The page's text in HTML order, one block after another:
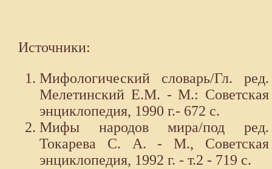
Источники:
Мифологический словарь/Гл. ред.
Мелетинский Е.М. - М.: Советская
энциклопедия, 1990 г.- 672 с.
Мифы народов мира/под ред.
Токарева С. А. - М., Советская
энциклопедия, 1992 г. - т.2 - 719 с.